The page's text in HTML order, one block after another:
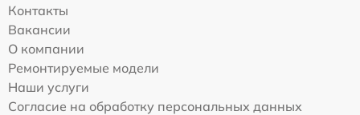
Контакты
Вакансии
О компании
Ремонтируемые модели
Наши услуги
Согласие на обработку персональных данных